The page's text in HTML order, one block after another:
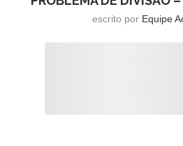
escrito por Equipe